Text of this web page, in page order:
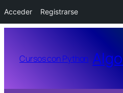
Acceder Registrarse
Cursos con Python